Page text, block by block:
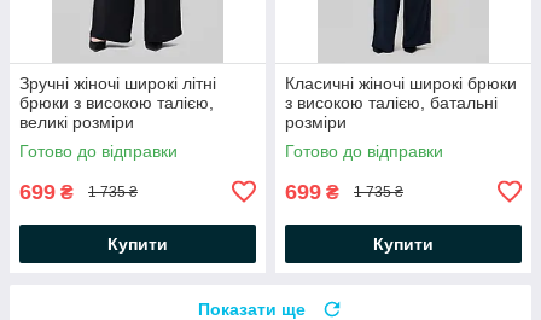
Зручні жіночі широкі літні
брюки з високою талією,
великі розміри
Готово до відправки
699 ₴ 1 735 ₴
Купити
Класичні жіночі широкі брюки
з високою талією, батальні
розміри
Готово до відправки
699 ₴ 1 735 ₴
Купити
Показати ще